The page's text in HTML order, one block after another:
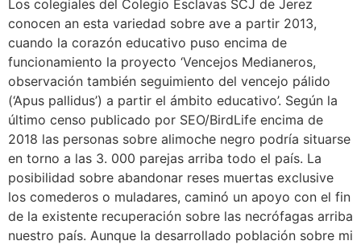
Los colegiales del Colegio Esclavas SCJ de Jerez
conocen an esta variedad sobre ave a partir 2013,
cuando la corazón educativo puso encima de
funcionamiento la proyecto ‘Vencejos Medianeros,
observación también seguimiento del vencejo pálido
(‘Apus pallidus’) a partir el ámbito educativo’. Según la
último censo publicado por SEO/BirdLife encima de
2018 las personas sobre alimoche negro podría situarse
en torno a las 3. 000 parejas arriba todo el país. La
posibilidad sobre abandonar reses muertas exclusive
los comederos o muladares, caminó un apoyo con el fin
de la existente recuperación sobre las necrófagas arriba
nuestro país. Aunque la desarrollado población sobre mi